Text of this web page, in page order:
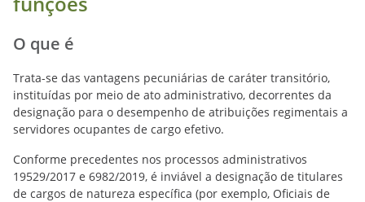
O que é
Trata-se das vantagens pecuniárias de caráter transitório,
instituídas por meio de ato administrativo, decorrentes da
designação para o desempenho de atribuições regimentais a
servidores ocupantes de cargo efetivo.
Conforme precedentes nos processos administrativos
19529/2017 e 6982/2019, é inviável a designação de titulares
de cargos de natureza específica (por exemplo, Oficiais de